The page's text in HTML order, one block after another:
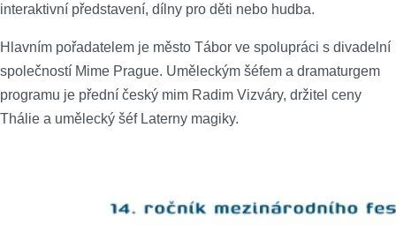
interaktivní představení, dílny pro děti nebo hudba.
Hlavním pořadatelem je město Tábor ve spolupráci s divadelní
společností Mime Prague. Uměleckým šéfem a dramaturgem
programu je přední český mim Radim Vizváry, držitel ceny
Thálie a umělecký šéf Laterny magiky.